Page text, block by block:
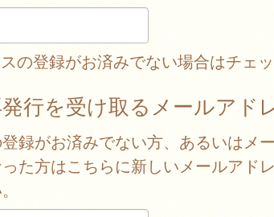
の登録がお済みでない場合はチェ
行を受け取るメールアド
録がお済みでない方、あるいはメ
た方はこちらに新しいメールアド